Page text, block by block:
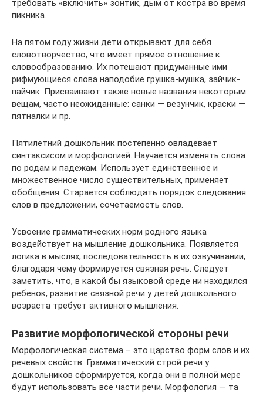
требовать «включить» зонтик, дым от костра во время
пикника.
На пятом году жизни дети открывают для себя
словотворчество, что имеет прямое отношение к
словообразованию. Их потешают придуманные ими
рифмующиеся слова наподобие грушка-мушка, зайчик-
пайчик. Присваивают также новые названия некоторым
вещам, часто неожиданные: санки — везунчик, краски —
пятналки и пр.
Пятилетний дошкольник постепенно овладевает
синтаксисом и морфологией. Научается изменять слова
по родам и падежам. Использует единственное и
множественное число существительных, применяет
обобщения. Старается соблюдать порядок следования
слов в предложении, сочетаемость слов.
Усвоение грамматических норм родного языка
воздействует на мышление дошкольника. Появляется
логика в мыслях, последовательность в их озвучивании,
благодаря чему формируется связная речь. Следует
заметить, что, в какой бы языковой среде ни находился
ребенок, развитие связной речи у детей дошкольного
возраста требует активного мышления.
Развитие морфологической стороны речи
Морфологическая система – это царство форм слов и их
речевых свойств. Грамматический строй речи у
дошкольников сформируется, когда они в полной мере
будут использовать все части речи. Морфология — та